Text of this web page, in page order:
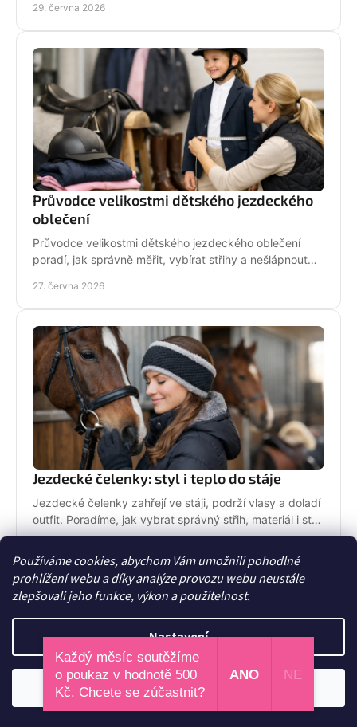
Používáme cookies, abychom Vám umožnili pohodlné
prohlížení webu a díky analýze provozu webu neustále
zlepšovali jeho funkce, výkon a použitelnost.
Nastavení
Odmítnout
29. června 2026
Průvodce velikostmi dětského jezdeckého
oblečení
Průvodce velikostmi dětského jezdeckého oblečení
poradí, jak správně měřit, vybírat střihy a nešlápnout
27. června 2026
Jezdecké čelenky: styl i teplo do stáje
Jezdecké čelenky zahřejí ve stáji, podrží vlasy a doladí
outfit. Poradíme, jak vybrat správný střih, materiál i styl
pro ježdění.
Každý měsíc soutěžíme
o poukaz v hodnotě 500
Kč. Chcete se zúčastnit?
ANO NE